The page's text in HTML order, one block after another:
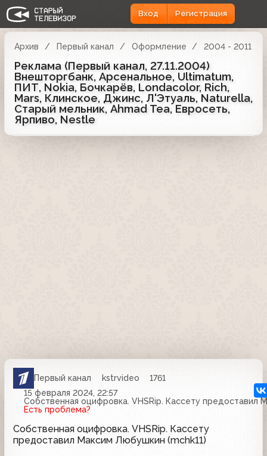
Вход Регистрация
Архив Первый канал Оформление 2004 - 2011
Реклама (Первый канал, 27.11.2004)
Внешторгбанк, Арсенальное, Ultimatum,
ПИТ, Nokia, Бочкарёв, Londacolor, Rich,
Mars, Клинское, Джинс, Л'Этуаль, Naturella,
Старый мельник, Ahmad Tea, Евросеть,
Ярпиво, Nestle
Первый канал kstrvideo
1761
15 февраля 2024, 22:57
Собственная оцифровка. VHSRip. Кассету предоставил
Есть проблема?
Собственная оцифровка. VHSRip. Кассету
предоставил Максим Любушкин (mchk11)